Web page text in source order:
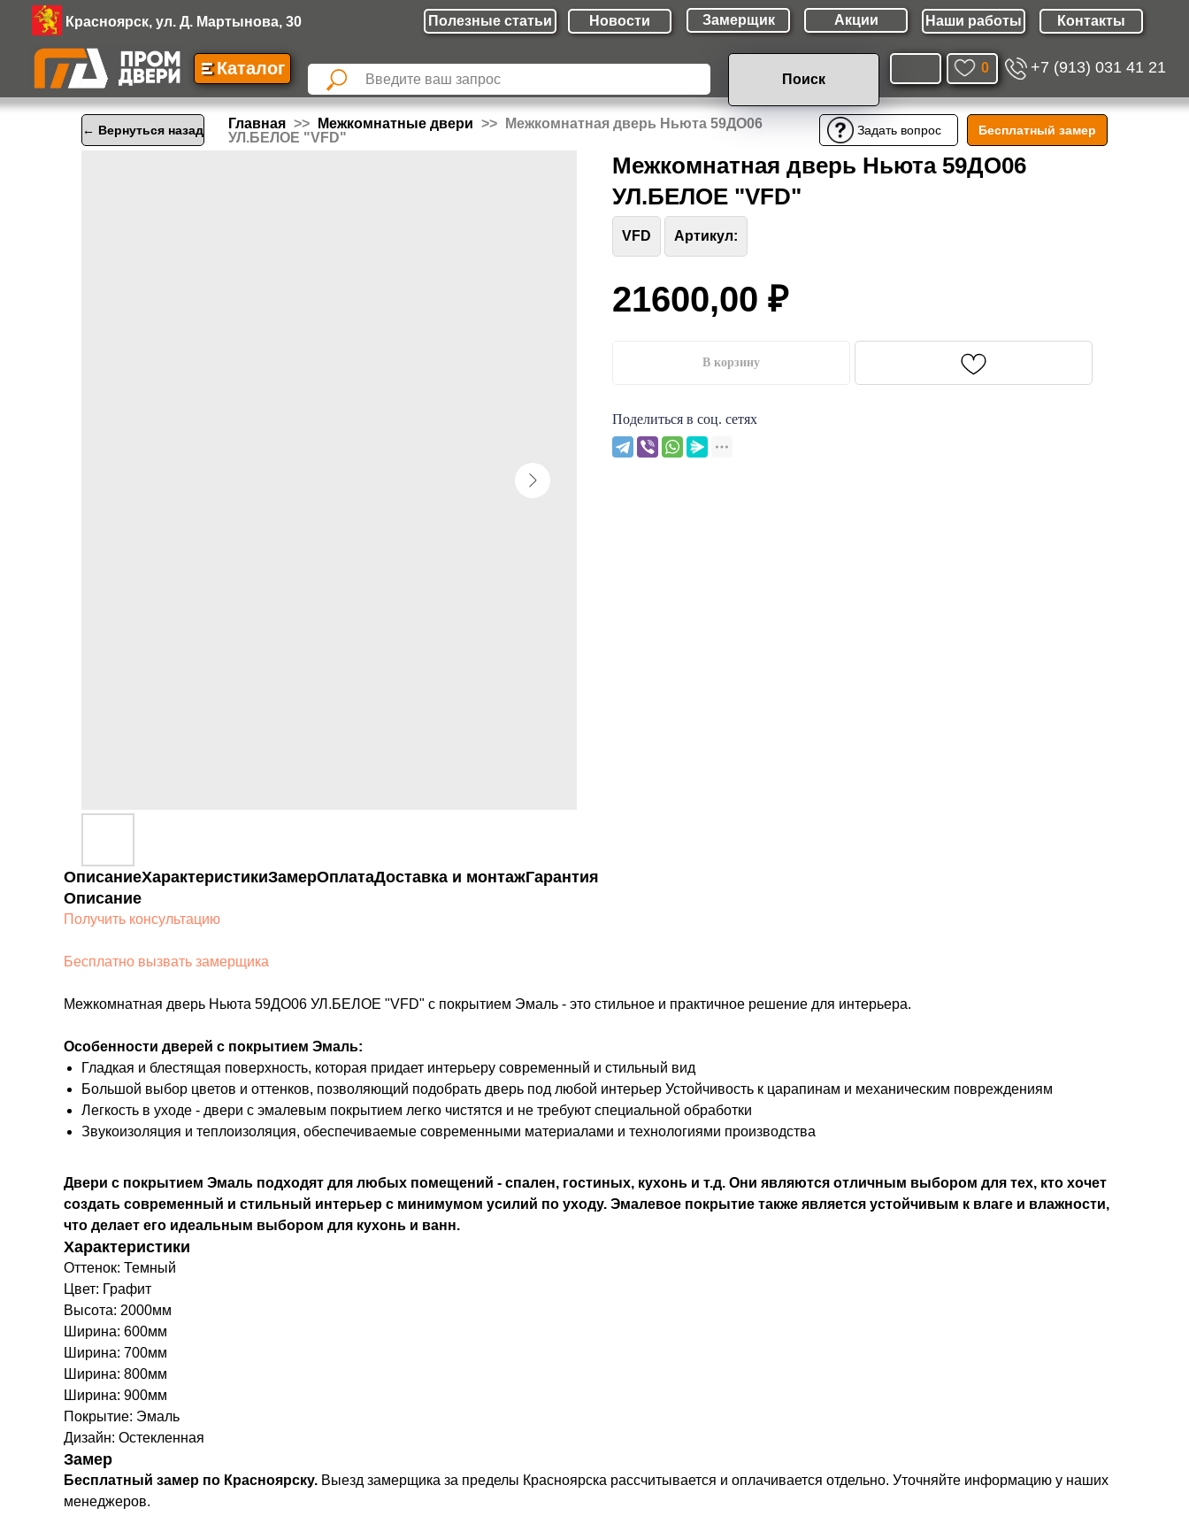
Новости Замерщик Акции Наши работы Контакты
Красноярск, ул. Д. Мартынова, 30 Полезные cтатьи
Поиск
0
Каталог +7 (913) 031 41 21
Задать вопрос Бесплатный замер
← Вернуться назад Главная Межкомнатные двери
Межкомнатная дверь Ньюта 59ДО06
УЛ.БЕЛОЕ "VFD"
Межкомнатная дверь Ньюта 59ДО06
УЛ.БЕЛОЕ "VFD"
VFD Артикул:
21600,00 ₽
В корзину
Поделиться в соц. сетях
ОписаниеХарактеристикиЗамерОплатаДоставка и монтажГарантия
Описание
Получить консультацию
Бесплатно вызвать замерщика
Межкомнатная дверь Ньюта 59ДО06 УЛ.БЕЛОЕ "VFD" с покрытием Эмаль - это стильное и практичное решение для интерьера.
Особенности дверей с покрытием Эмаль:
Гладкая и блестящая поверхность, которая придает интерьеру современный и стильный вид
Большой выбор цветов и оттенков, позволяющий подобрать дверь под любой интерьер Устойчивость к царапинам и механическим повреждениям
Легкость в уходе - двери с эмалевым покрытием легко чистятся и не требуют специальной обработки
Звукоизоляция и теплоизоляция, обеспечиваемые современными материалами и технологиями производства
Двери с покрытием Эмаль подходят для любых помещений - спален, гостиных, кухонь и т.д. Они являются отличным выбором для тех, кто хочет
создать современный и стильный интерьер с минимумом усилий по уходу. Эмалевое покрытие также является устойчивым к влаге и влажности,
что делает его идеальным выбором для кухонь и ванн.
Характеристики
Оттенок: Темный
Цвет: Графит
Высота: 2000мм
Ширина: 600мм
Ширина: 700мм
Ширина: 800мм
Ширина: 900мм
Покрытие: Эмаль
Дизайн: Остекленная
Замер
Бесплатный замер по Красноярску. Выезд замерщика за пределы Красноярска рассчитывается и оплачивается отдельно. Уточняйте информацию у наших
менеджеров.